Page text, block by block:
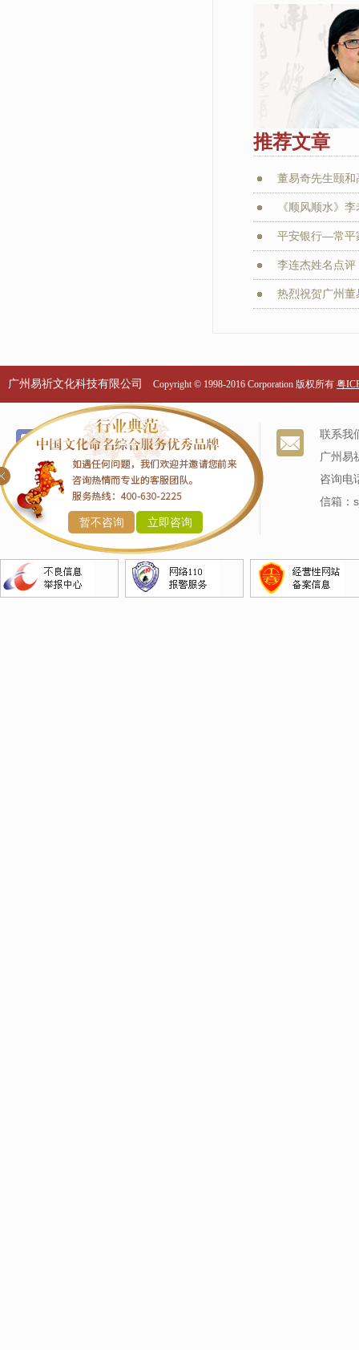
推荐文章
董易奇先生颐
《顺风顺水》
平安银行—常平
李连杰姓名点
热烈祝贺广州
广州易祈文化科技有限公司 Copyright © 1998-2016 Corporation 版权所有 粤
暂不咨询 立即咨询
个名服务
改名服务
商标命名
产品命名
企业命名
关于我们
我们的历史
专家阵容
联系我
广州易
咨询电
信箱：